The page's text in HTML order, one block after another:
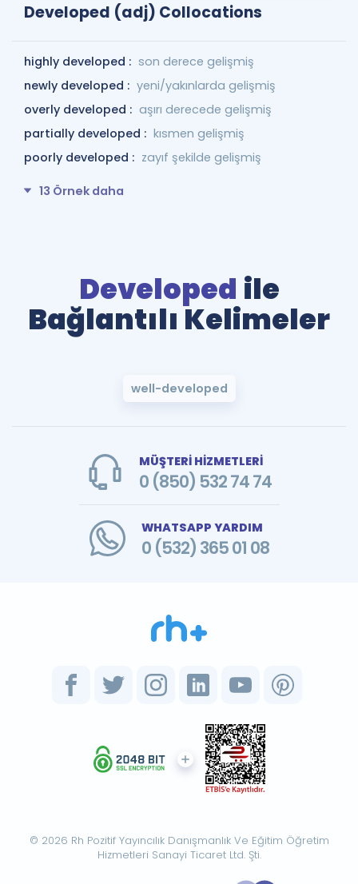
Developed (adj) Collocations
highly developed : son derece gelişmiş
newly developed : yeni/yakınlarda gelişmiş
overly developed : aşırı derecede gelişmiş
partially developed : kısmen gelişmiş
poorly developed : zayıf şekilde gelişmiş
13 Örnek daha
Developed ile
Bağlantılı Kelimeler
well-developed
MÜŞTERİ HİZMETLERİ
0 (850) 532 74 74
WHATSAPP YARDIM
0 (532) 365 01 08
© 2026 Rh Pozitif Yayıncılık Danışmanlık Ve Eğitim Öğretim
Hizmetleri Sanayi Ticaret Ltd. Şti.